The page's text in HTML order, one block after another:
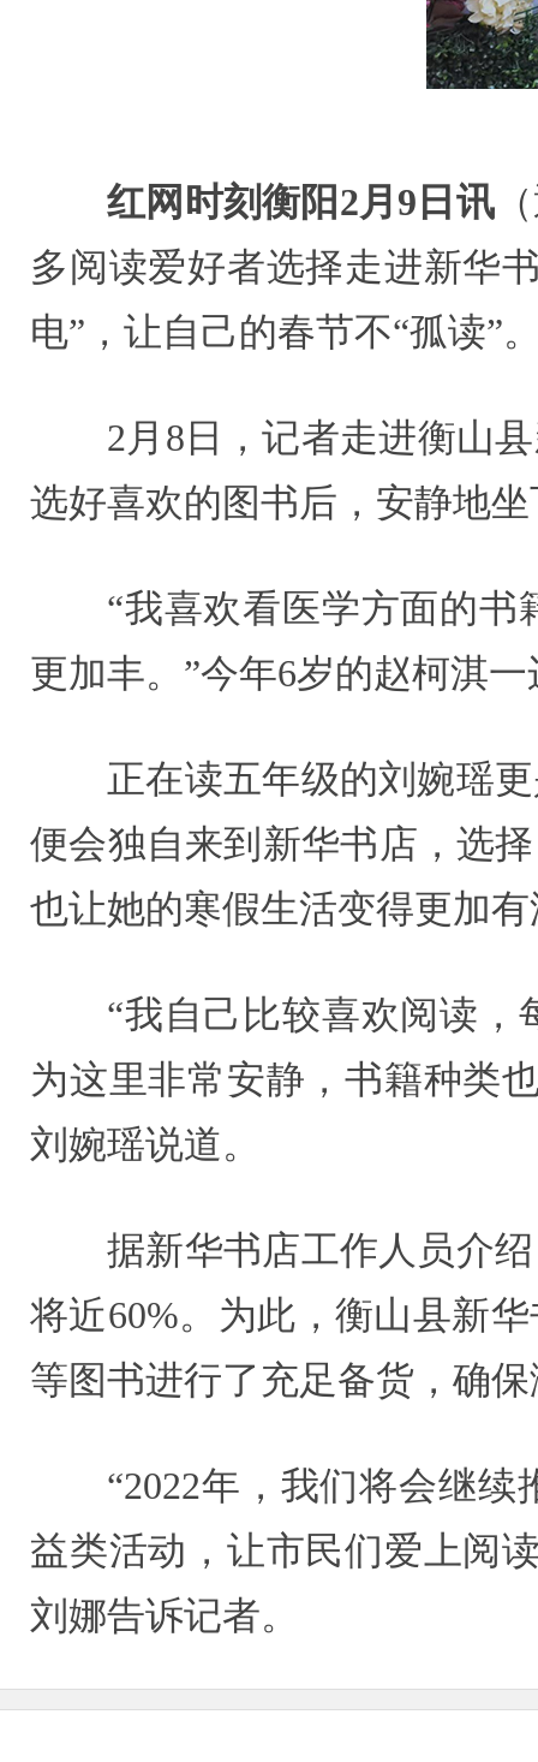
红网时刻衡阳2月9日讯
多阅读爱好者选择走进新华
电”，让自己的春节不“孤读”
2月8日，记者走进衡山
选好喜欢的图书后，安静地
“我喜欢看医学方面的
更加丰。”今年6岁的赵柯淇
正在读五年级的刘婉瑶
便会独自来到新华书店，选
也让她的寒假生活变得更加
“我自己比较喜欢阅读
为这里非常安静，书籍种类
刘婉瑶说道。
据新华书店工作人员介
将近60%。为此，衡山县新
等图书进行了充足备货，确
“2022年，我们将会继
益类活动，让市民们爱上阅
刘娜告诉记者。